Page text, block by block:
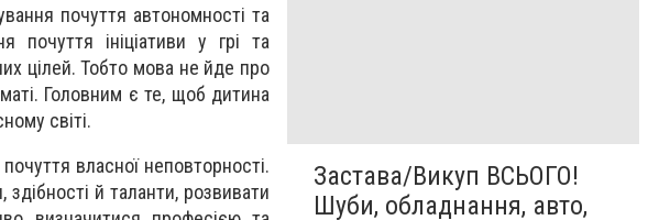
почуття автономності та
почуття ініціативи у грі та
цілей. Тобто мова не йде про
Головним є те, щоб дитина
світі.
власної неповторності.
й таланти, розвивати
Застава/Викуп ВСЬОГО!
Шуби, обладнання, авто,